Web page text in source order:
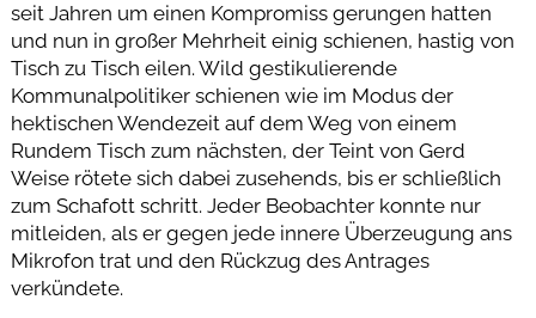
seit Jahren um einen Kompromiss gerungen hatten
und nun in großer Mehrheit einig schienen, hastig von
Tisch zu Tisch eilen. Wild gestikulierende
Kommunalpolitiker schienen wie im Modus der
hektischen Wendezeit auf dem Weg von einem
Rundem Tisch zum nächsten, der Teint von Gerd
Weise rötete sich dabei zusehends, bis er schließlich
zum Schafott schritt. Jeder Beobachter konnte nur
mitleiden, als er gegen jede innere Überzeugung ans
Mikrofon trat und den Rückzug des Antrages
verkündete.